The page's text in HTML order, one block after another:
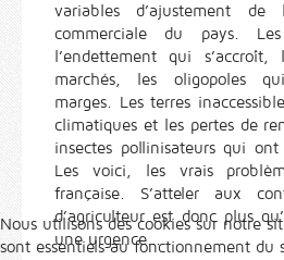
variables d’ajustement
commerciale du pays.
l’endettement qui
marchés, les oligopoles
marges. Les terres
climatiques et les pertes de
insectes pollinisateurs qui
Les voici, les vrais
française. S’atteler aux
d’agriculteur est donc plus
une urgence...
Nous utilisons des cookies sur notre
sont essentiels au fonctionnement du